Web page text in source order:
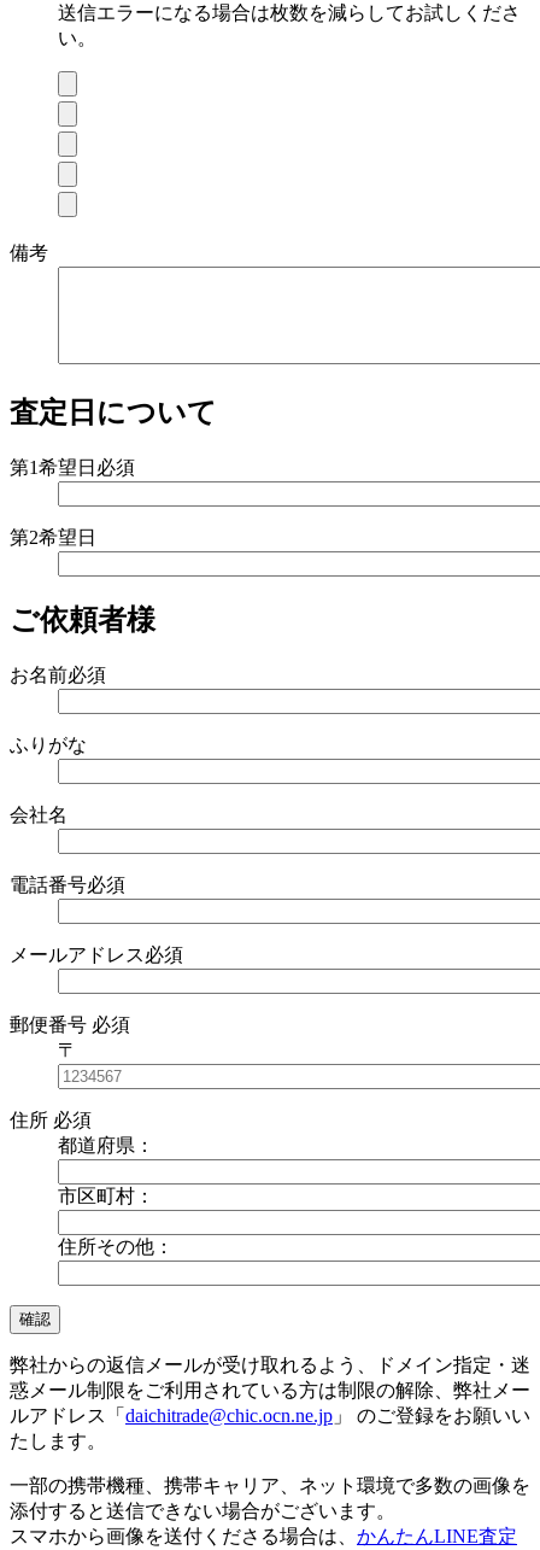
送信エラーになる場合は枚数を減らしてお試しくださ
い。
備考
査定日について
第1希望日 必須
第2希望日
ご依頼者様
お名前必須
ふりがな
会社名
電話番号必須
メールアドレス必須
郵便番号 必須
〒
住所 必須
都道府県：
市区町村：
住所その他：
弊社からの返信メールが受け取れるよう、ドメイン指定・迷
惑メール制限をご利用されている方は制限の解除、弊社メー
ルアドレス「 daichitrade@chic.ocn.ne.jp 」 のご登録をお願いい
たします。
一部の携帯機種、携帯キャリア、ネット環境で多数の画像を
添付すると送信できない場合がございます。
スマホから画像を送付くださる場合は、 かんたんLINE査定